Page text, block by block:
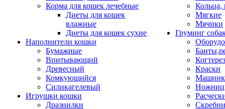
Корма для кошек лечебные
Диеты для кошек
влажные
Диеты для кошек сухие
Наполнители кошки
Бумажные
Впитывающий
Древесный
Комкующийся
Силикагелевый
Игрушки кошки
Дразнилки
Кольца,
Мягкие
Мячики
Груминг
Краски